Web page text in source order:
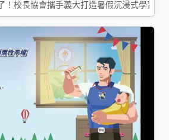
！校長協會攜手義大打造暑假沉浸式學習基